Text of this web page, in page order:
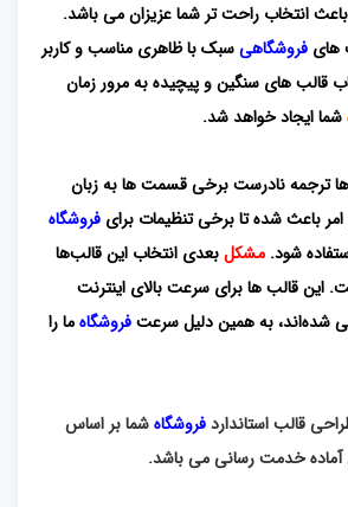
انتخاب راحت تر شما عزیزان می باشد.
های فروشگاهیسبک با ظاهری مناسب و کاربر
قالب های سنگین و پیچیده به مرور زمان
شما ایجاد خواهد شد.
ترجمه نادرست برخی قسمت ها به زبان
باعث شده تا برخی تنظیمات برای فروشگاه
شود. مشکلبعدی انتخاب این قالب‌ها
قالب ها برای سرعت بالای اینترنت
شده‌اند، به همین دلیل سرعتفروشگاهما را
قالب استانداردفروشگاهشما بر اساس
آماده خدمت رسانی می باشد.